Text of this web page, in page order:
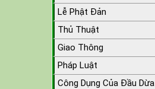
Lễ Phật Đản
Thủ Thuật
Giao Thông
Pháp Luật
Công Dụng Của Đầu Dừa